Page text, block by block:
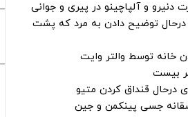
دنیرو و آلپاچینو در پیری و جوانی
درحال توضیح دادن به مرد که پشت
خانه توسط والتر وایت
بیست
درحال قنداق کردن متیو
جسی پینکمن و جین